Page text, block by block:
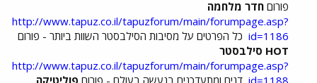
פורום חדר מלחמה
http://www.tapuz.co.il/tapuzforum/main/forumpage.asp?
id=1186 כל הפרטים על מסיבות הסילבסטר השוות ביותר - פורום
HOT סילבסטר
http://www.tapuz.co.il/tapuzforum/main/forumpage.asp?
id=1188 דנים ומתעדכנים בנעשה בעולם - פורום פוליטיקה